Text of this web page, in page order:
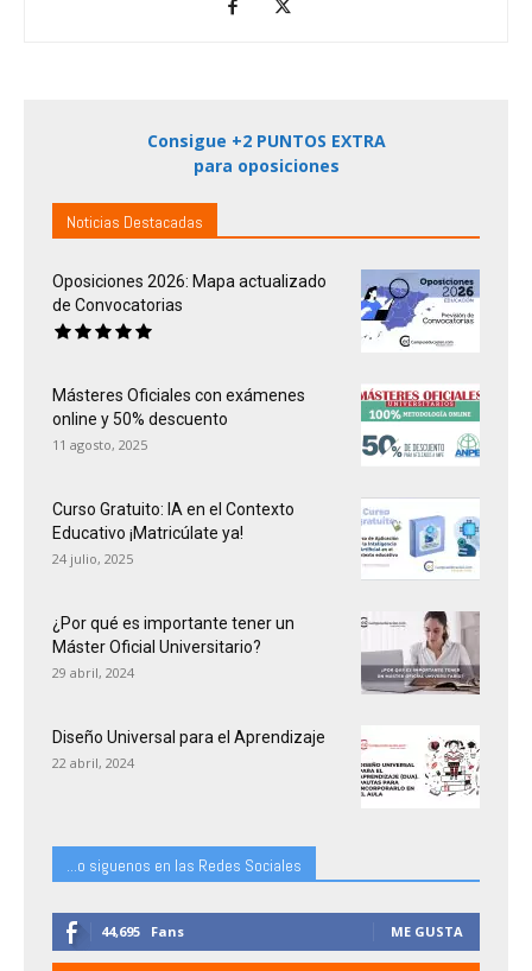
Consigue +2 PUNTOS EXTRA
para oposiciones
Noticias Destacadas
Oposiciones 2026: Mapa actualizado
de Convocatorias
Másteres Oficiales con exámenes
online y 50% descuento
11 agosto, 2025
Curso Gratuito: IA en el Contexto
Educativo ¡Matricúlate ya!
24 julio, 2025
¿Por qué es importante tener un
Máster Oficial Universitario?
29 abril, 2024
Diseño Universal para el Aprendizaje
22 abril, 2024
...o siguenos en las Redes Sociales
44,695 Fans ME GUSTA